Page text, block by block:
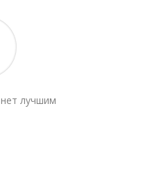
лучшим